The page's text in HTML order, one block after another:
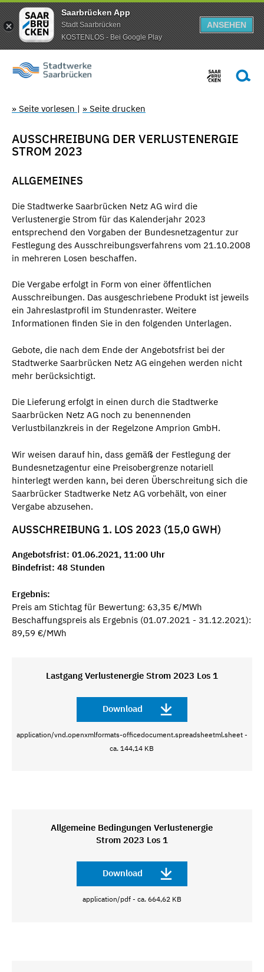
Saarbrücken App
Stadt Saarbrücken
KOSTENLOS - Bei Google Play
ANSEHEN
» Seite vorlesen | » Seite drucken
AUSSCHREIBUNG DER VERLUSTENERGIE
STROM 2023
ALLGEMEINES
Die Stadtwerke Saarbrücken Netz AG wird die
Verlustenergie Strom für das Kalenderjahr 2023
entsprechend den Vorgaben der Bundesnetzagentur zur
Festlegung des Ausschreibungsverfahrens vom 21.10.2008
in mehreren Losen beschaffen.
Die Vergabe erfolgt in Form von einer öffentlichen
Ausschreibungen. Das ausgeschriebene Produkt ist jeweils
ein Jahreslastprofil im Stundenraster. Weitere
Informationen finden Sie in den folgenden Unterlagen.
Gebote, die nach dem Ende der Angebotsfrist bei der
Stadtwerke Saarbrücken Netz AG eingehen werden nicht
mehr berücksichtigt.
Die Lieferung erfolgt in einen durch die Stadtwerke
Saarbrücken Netz AG noch zu benennenden
Verlustbilanzkreis in der Regelzone Amprion GmbH.
Wir weisen darauf hin, dass gemäß der Festlegung der
Bundesnetzagentur eine Preisobergrenze notariell
hinterlegt werden kann, bei deren Überschreitung sich die
Saarbrücker Stadtwerke Netz AG vorbehält, von einer
Vergabe abzusehen.
AUSSCHREIBUNG 1. LOS 2023 (15,0 GWH)
Angebotsfrist: 01.06.2021, 11:00 Uhr
Bindefrist: 48 Stunden
Ergebnis:
Preis am Stichtag für Bewertung: 63,35 €/MWh
Beschaffungspreis als Ergebnis (01.07.2021 - 31.12.2021):
89,59 €/MWh
Lastgang Verlustenergie Strom 2023 Los 1
Download
application/vnd.openxmlformats-officedocument.spreadsheetml.sheet -
ca. 144,14 KB
Allgemeine Bedingungen Verlustenergie
Strom 2023 Los 1
Download
application/pdf - ca. 664,62 KB